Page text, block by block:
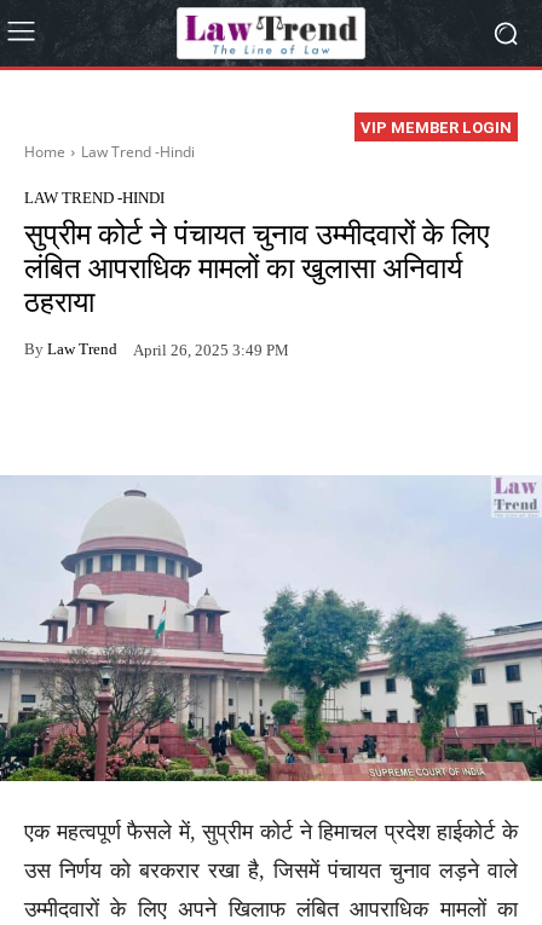
VIP MEMBER LOGIN
Home Law Trend -Hindi
LAW TREND -HINDI
सुप्रीम कोर्ट ने पंचायत चुनाव उम्मीदवारों के लिए
लंबित आपराधिक मामलों का खुलासा अनिवार्य
ठहराया
By Law Trend April 26, 2025 3:49 PM
एक महत्वपूर्ण फैसले में, सुप्रीम कोर्ट ने हिमाचल प्रदेश हाईकोर्ट के
उस निर्णय को बरकरार रखा है, जिसमें पंचायत चुनाव लड़ने वाले
उम्मीदवारों के लिए अपने खिलाफ लंबित आपराधिक मामलों का